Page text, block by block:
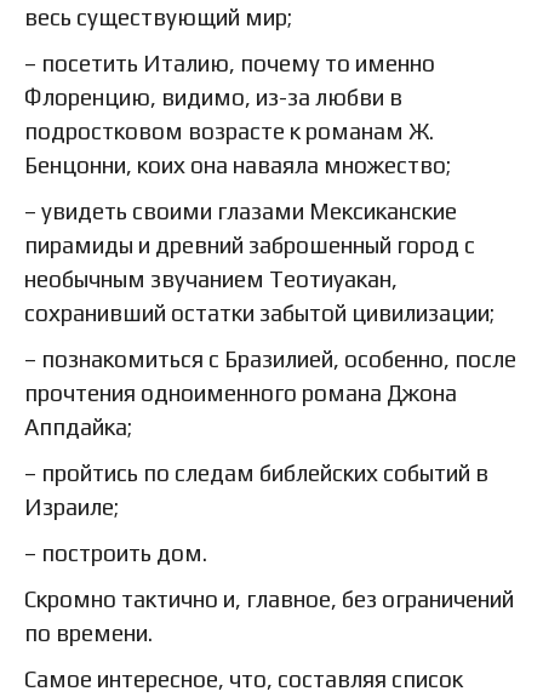
весь существующий мир;
– посетить Италию, почему то именно
Флоренцию, видимо, из-за любви в
подростковом возрасте к романам Ж.
Бенцонни, коих она наваяла множество;
– увидеть своими глазами Мексиканские
пирамиды и древний заброшенный город с
необычным звучанием Теотиуакан,
сохранивший остатки забытой цивилизации;
– познакомиться с Бразилией, особенно, после
прочтения одноименного романа Джона
Аппдайка;
– пройтись по следам библейских событий в
Израиле;
– построить дом.
Скромно тактично и, главное, без ограничений
по времени.
Самое интересное, что, составляя список